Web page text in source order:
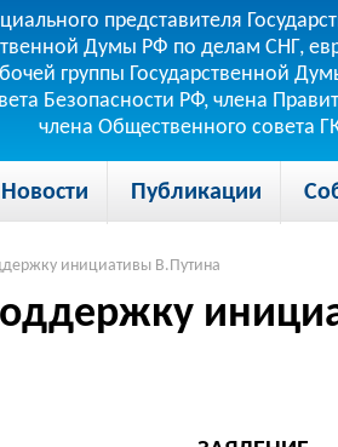
представителя
Думы РФ по делам СНГ,
группы Государственной
Безопасности РФ, члена
члена Общественного совета
Новости Публикации
инициативы В.Путина